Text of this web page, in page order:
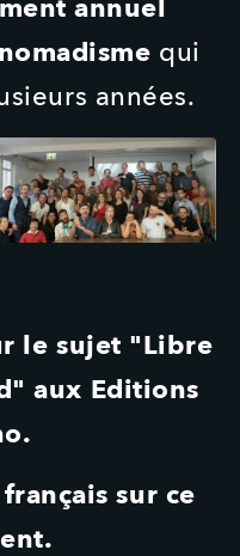
annuel
qui
années.
le sujet "Libre
aux Editions
sur ce